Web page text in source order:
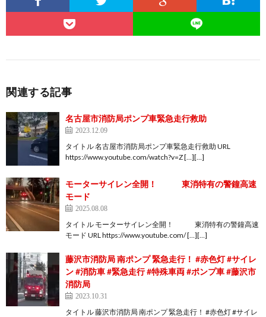
関連する記事
名古屋市消防局ポンプ車緊急走行救助
2023.12.09
タイトル 名古屋市消防局ポンプ車緊急走行救助 URL
https://www.youtube.com/watch?v=Z […][…]
モーターサイレン全開！ 東消特有の警鐘高速
モード
2025.08.08
タイトル モーターサイレン全開！ 東消特有の警鐘高速
モード URL https://www.youtube.com/ […][…]
藤沢市消防局 南ポンプ 緊急走行！ #赤色灯 #サイレ
ン #消防車 #緊急走行 #特殊車両 #ポンプ車 #藤沢市
消防局
2023.10.31
タイトル 藤沢市消防局 南ポンプ 緊急走行！ #赤色灯 #サイレ